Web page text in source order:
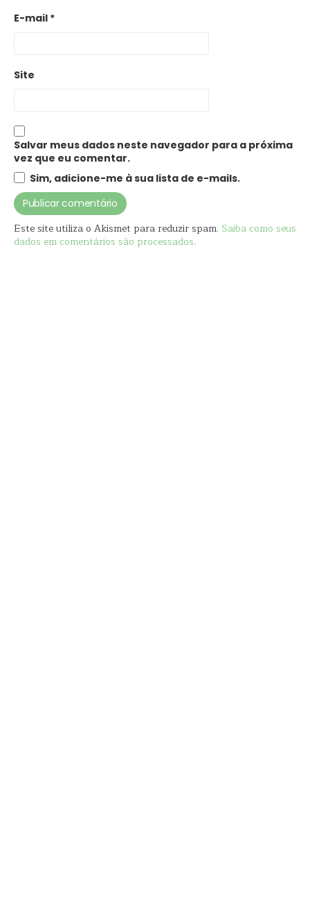
E-mail *
Site
Salvar meus dados neste navegador para a próxima
vez que eu comentar.
Sim, adicione-me à sua lista de e-mails.
Este site utiliza o Akismet para reduzir spam. Saiba como seus
dados em comentários são processados.